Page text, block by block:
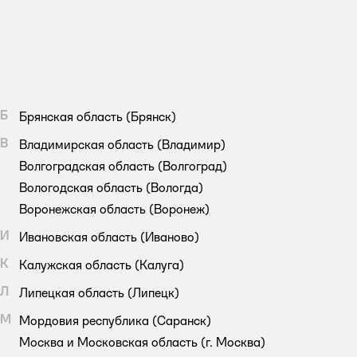
Б Брянская область (Брянск)
В
Владимирская область (Владимир)
Волгоградская область (Волгоград)
Вологодская область (Вологда)
Воронежская область (Воронеж)
И
Ивановская область (Иваново)
К
Калужская область (Калуга)
Л
Липецкая область (Липецк)
М
Мордовия республика (Саранск)
Москва и Московская область (г. Москва)